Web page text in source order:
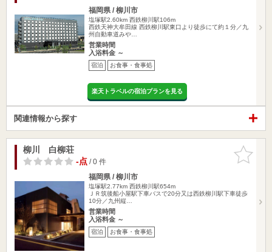
福岡県 / 柳川市
塩塚駅2.60km 西鉄柳川駅106m
西鉄天神大牟田線 西鉄柳川駅東口より徒歩にて約１分／九
州自動車道みや…
営業時間
入浴料金 ～
宿泊 お食事・食事処
楽天トラベルの宿泊プランを見る
関連情報から探す
お気に入
りに追加
柳川 白柳荘
-点/ 0 件
福岡県 / 柳川市
塩塚駅2.77km 西鉄柳川駅654m
ＪＲ筑後船小屋駅下車バスで20分又は西鉄柳川駅下車徒歩
10分／九州縦…
営業時間
入浴料金 ～
宿泊 お食事・食事処